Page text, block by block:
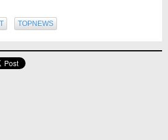
TOPNEWS